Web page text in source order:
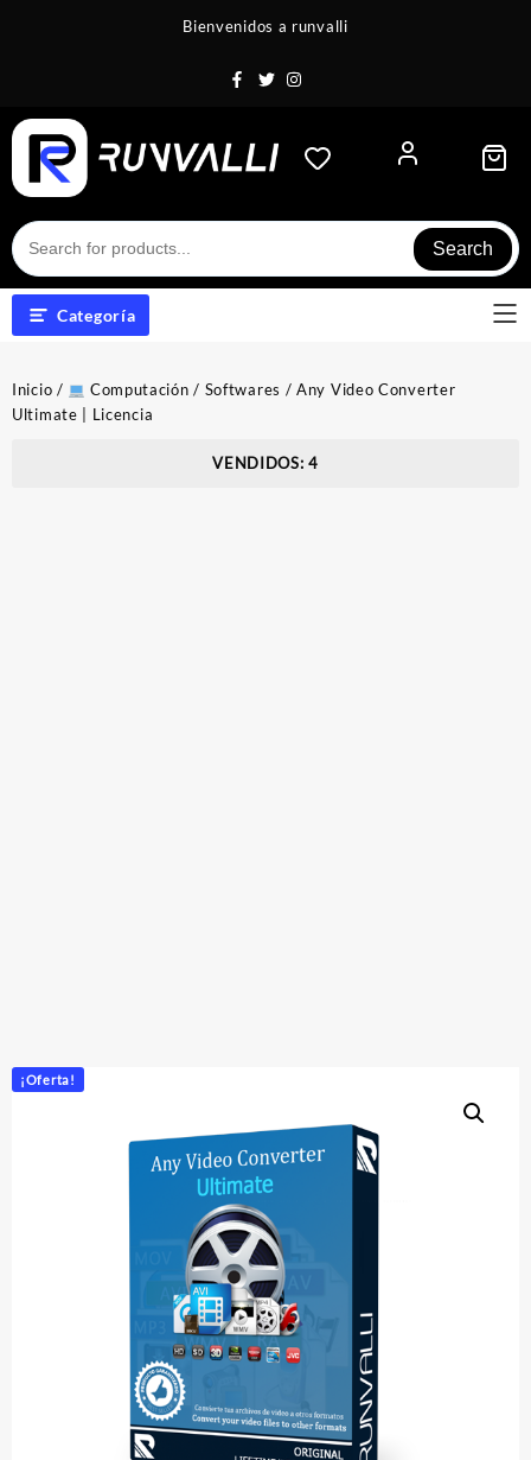
Bienvenidos a runvalli
Search
Categoría
Inicio / Computación / Softwares / Any Video Converter
Ultimate | Licencia
VENDIDOS: 4
¡Oferta!